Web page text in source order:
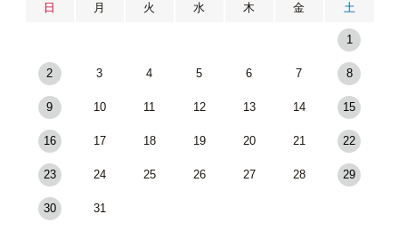
日 月 火 水 木 金 土
1
2 3 4 5 6 7 8
9 10 11 12 13 14 15
16 17 18 19 20 21 22
23 24 25 26 27 28 29
30 31